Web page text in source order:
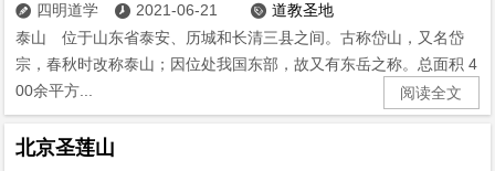
 四明道学  2021-06-21  道教圣地
泰山 位于山东省泰安、历城和长清三县之间。古称岱山，又名岱
宗，春秋时改称泰山；因位处我国东部，故又有东岳之称。总面积 4
00余平方...
阅读全文
北京圣莲山